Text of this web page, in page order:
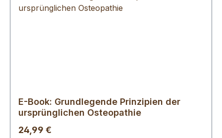
E-Book: Grundlegende Prinzipien der
ursprünglichen Osteopathie
Regulärer Preis:
24,99 €